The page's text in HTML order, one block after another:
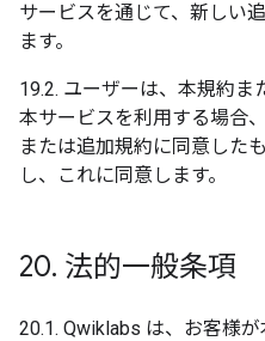
サービスを通じて、新しい
ます。
19.2. ユーザーは、本規約
本サービスを利用する場合
または追加規約に同意した
し、これに同意します。
20. 法的一般条項
20.1. Qwiklabs は、お客様